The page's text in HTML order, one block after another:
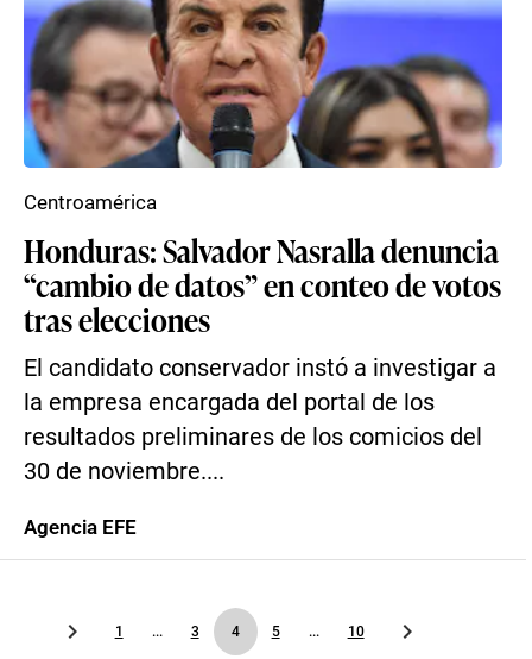
Honduras: Salvador Nasralla denuncia
“cambio de datos” en conteo de votos
tras elecciones
El candidato conservador instó a investigar a
la empresa encargada del portal de los
resultados preliminares de los comicios del
30 de noviembre....
Centroamérica
Agencia EFE
1 ... 3 4 5 ... 10